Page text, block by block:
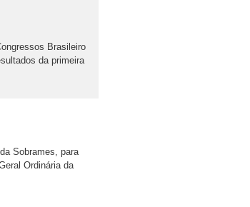
Brasileiro
da primeira
Sobrames, para
Ordinária da